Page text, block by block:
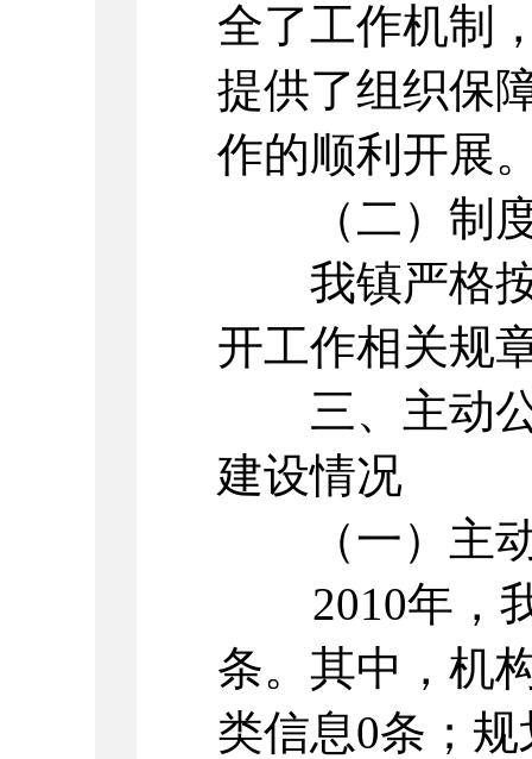
全了工作机制
提供了组织保
作的顺利开展
（二）制度
我镇严格按
开工作相关规
三、主动公
建设情况
（一）主动
2010年，我
条。其中，机
类信息0条；